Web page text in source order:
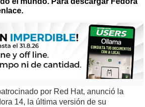
por Red Hat, anunció la
14, la última versión de su